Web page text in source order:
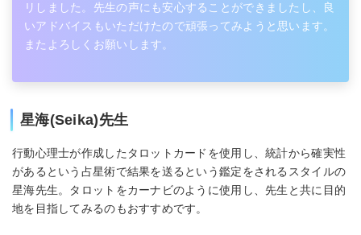
リしました。先生の声にも安心することができましたし、良
いアドバイスもいただけたので頑張ってみようと思います。
またよろしくお願いします。
星海(Seika)先生
行動心理士が作成したタロットカードを使用し、統計から確実性
があるという占星術で結果を送るという鑑定をされるスタイルの
星海先生。タロットをカーナビのように使用し、先生と共に目的
地を目指してみるのもおすすめです。